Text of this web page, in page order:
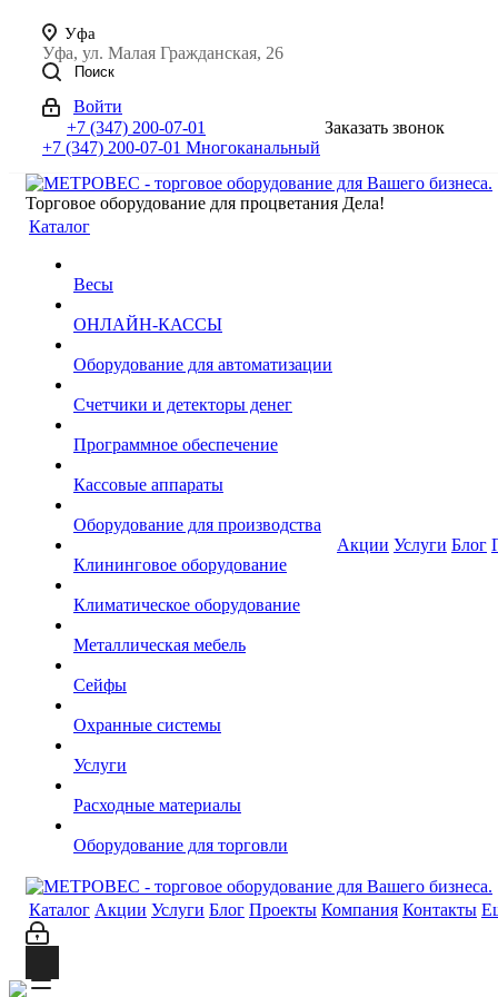
Уфа
Уфа, ул. Малая Гражданская, 26
Поиск
Войти
+7 (347) 200-07-01
+7 (347) 200-07-01 Многоканальный
Заказать звонок
Торговое оборудование для процветания Дела!
Каталог
Весы
ОНЛАЙН-КАССЫ
Оборудование для автоматизации
Счетчики и детекторы денег
Программное обеспечение
Кассовые аппараты
Оборудование для производства
Клининговое оборудование
Климатическое оборудование
Металлическая мебель
Сейфы
Охранные системы
Услуги
Расходные материалы
Оборудование для торговли
Акции Услуги Блог
Каталог Акции Услуги Блог Проекты Компания Контакты